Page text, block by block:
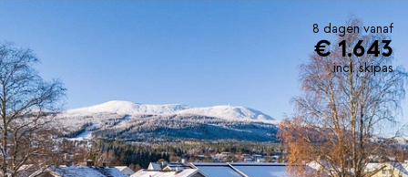
8 dagen vanaf
€ 1.643
incl. skipas